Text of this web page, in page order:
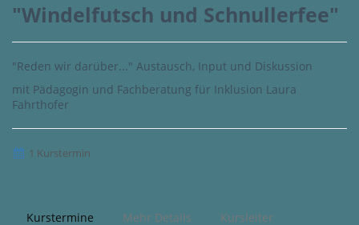
"Windelfutsch und Schnullerfee"
"Reden wir darüber..." Austausch, Input und Diskussion
mit Pädagogin und Fachberatung für Inklusion Laura
Fahrthofer
1 Kurstermin
Kurstermine Mehr Details Kursleiter